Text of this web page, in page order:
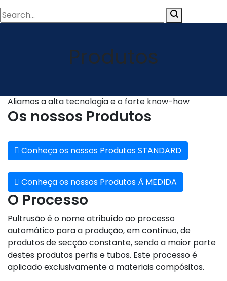
Produtos
Aliamos a alta tecnologia e o forte know-how
Os nossos Produtos
Conheça os nossos Produtos STANDARD
Conheça os nossos Produtos À MEDIDA
O Processo
Pultrusão é o nome atribuído ao processo
automático para a produção, em continuo, de
produtos de secção constante, sendo a maior parte
destes produtos perfis e tubos. Este processo é
aplicado exclusivamente a materiais compósitos.